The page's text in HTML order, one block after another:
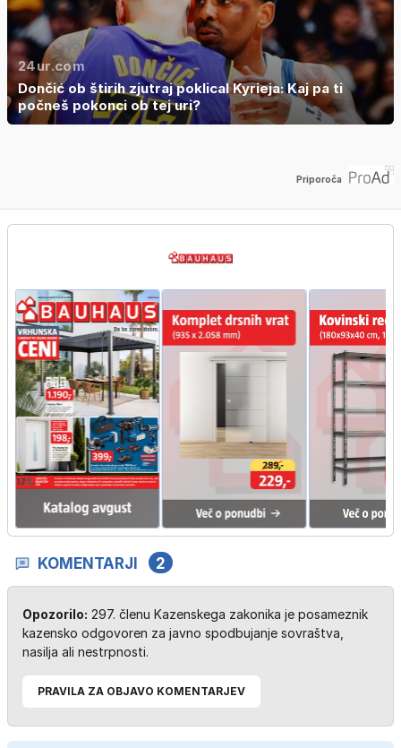
24ur.com
Dončić ob štirih zjutraj poklical Kyrieja: Kaj pa ti
počneš pokonci ob tej uri?
Priporoča
KOMENTARJI 2
Opozorilo: 297. členu Kazenskega zakonika je posameznik
kazensko odgovoren za javno spodbujanje sovraštva,
nasilja ali nestrpnosti.
PRAVILA ZA OBJAVO KOMENTARJEV